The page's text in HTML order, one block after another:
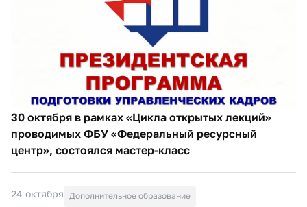
30 октября в рамках «Цикла открытых лекций»
проводимых ФБУ «Федеральный ресурсный
центр», состоялся мастер-класс
24 октября Дополнительное образование